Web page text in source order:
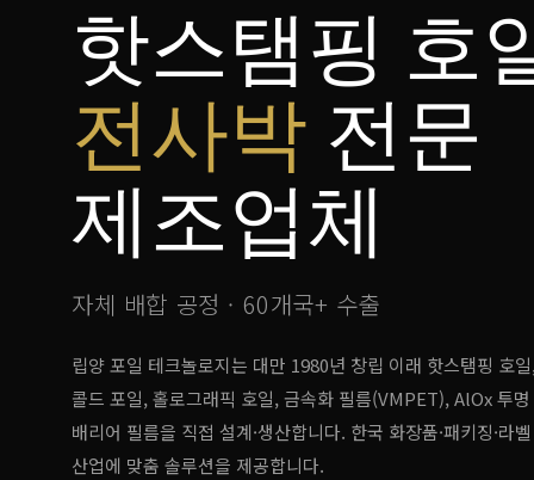
핫스탬핑 호
전사박 전문
제조업체
자체 배합 공정 · 60개국+ 수출
립양 포일 테크놀로지는 대만 1980년 창립 이래 핫스탬핑 호
콜드 포일, 홀로그래픽 호일, 금속화 필름(VMPET), AlOx 투명
배리어 필름을 직접 설계·생산합니다. 한국 화장품·패키징·라벨
산업에 맞춤 솔루션을 제공합니다.